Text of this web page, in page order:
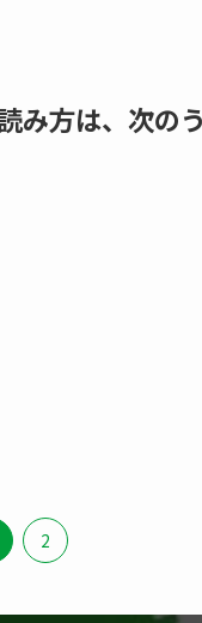
み方は、次の
2